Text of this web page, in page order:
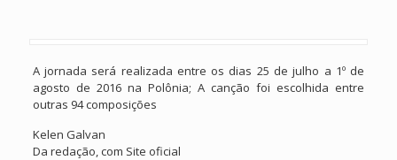
A jornada será realizada entre os dias 25 de julho a 1º de
agosto de 2016 na Polônia; A canção foi escolhida entre
outras 94 composições
Kelen Galvan
Da redação, com Site oficial